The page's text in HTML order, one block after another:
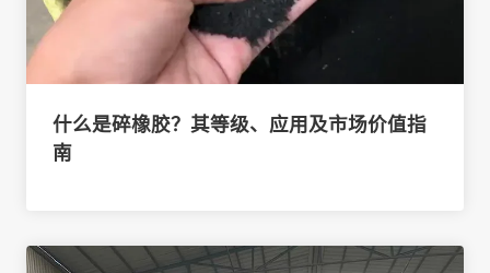
什么是碎橡胶？其等级、应用及市场价值指
南